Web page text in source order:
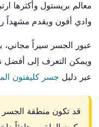
معالم بريستول وأكثرها
وادي أفون ويقدم مشهداً
عبور الجسر سيراً
ويمكن التعرف إلى أفضل
عبر دليل جسر كليفتون
قد تكون منطقة الجسر